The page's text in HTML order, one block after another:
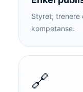
Styret, trenere
kompetanse.
🔗